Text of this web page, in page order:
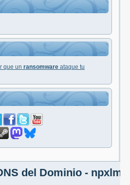
que un ransomware ataque tu
del Dominio -